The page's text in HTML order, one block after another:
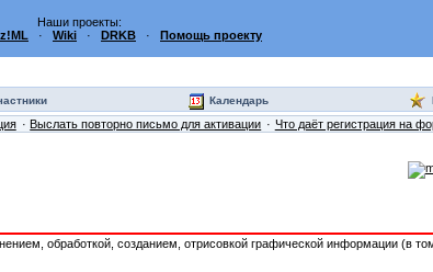
Наши проекты:
· Wiki · DRKB · Помощь проекту
Календарь
Выслать повторно письмо для активации Что даёт регистрация на
обработкой, созданием, отрисовкой графической информации (в